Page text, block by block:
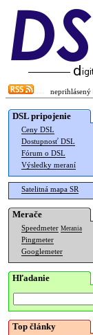
neprihlásený
DSL pripojenie
Ceny DSL
Dostupnosť DSL
Fórum o DSL
Výsledky meraní
Satelitná mapa SR
Merače
Speedmeter Merania
Pingmeter
Googlemeter
Hľadanie
Top články